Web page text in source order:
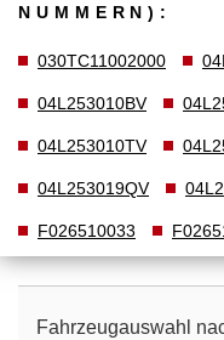
NUMMERN):
030TC11002000
04L253010BV
04L253010TV
04L253019QV
F026510033
Fahrzeugauswahl